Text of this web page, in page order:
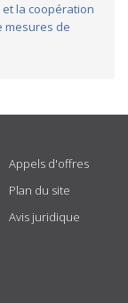
la coopération
mesures de
Appels d'offres
Plan du site
Avis juridique